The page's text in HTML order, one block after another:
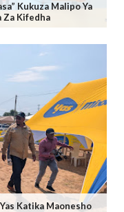
Kukuza Malipo Ya
Za Kifedha
Katika Maonesho